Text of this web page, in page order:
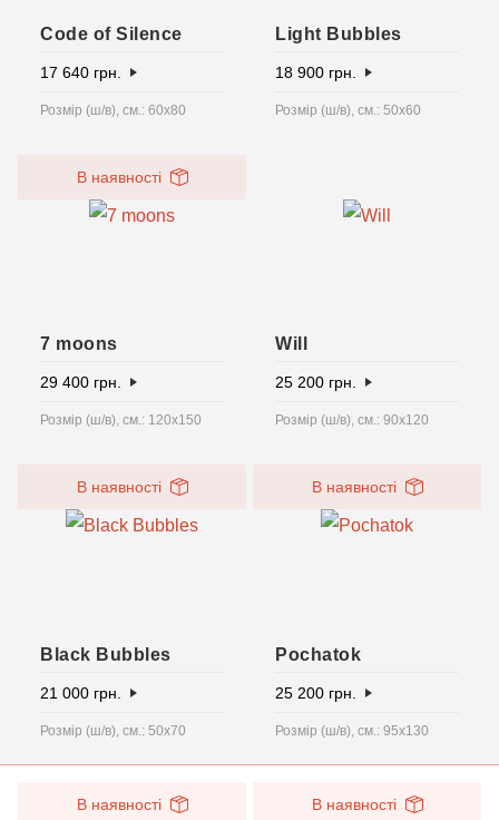
Code of Silence
17 640 грн.
Розмір (ш/в), см.: 60х80
Light Bubbles
18 900 грн.
Розмір (ш/в), см.: 50x60
В наявності
7 moons
29 400 грн.
Розмір (ш/в), см.: 120х150
Will
25 200 грн.
Розмір (ш/в), см.: 90x120
В наявності
Black Bubbles
21 000 грн.
Розмір (ш/в), см.: 50х70
В наявності
Pochatok
25 200 грн.
Розмір (ш/в), см.: 95x130
В наявності В наявності